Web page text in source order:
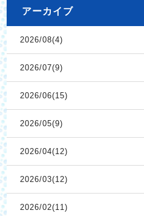
アーカイブ
2026/08(4)
2026/07(9)
2026/06(15)
2026/05(9)
2026/04(12)
2026/03(12)
2026/02(11)